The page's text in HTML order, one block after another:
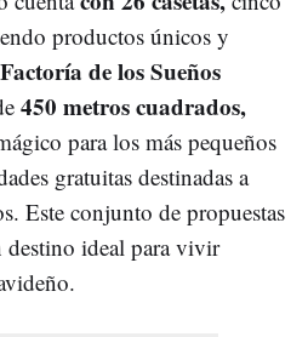
productos únicos y
de los Sueños
450 metros cuadrados,
para los más pequeños
gratuitas destinadas a
Este conjunto de propuestas
ideal para vivir